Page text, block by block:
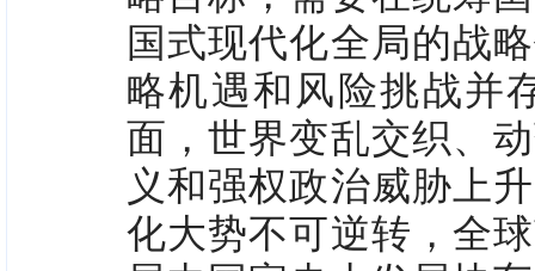
国式现代化全局的战
略机遇和风险挑战并
面，世界变乱交织、
义和强权政治威胁上
化大势不可逆转，全